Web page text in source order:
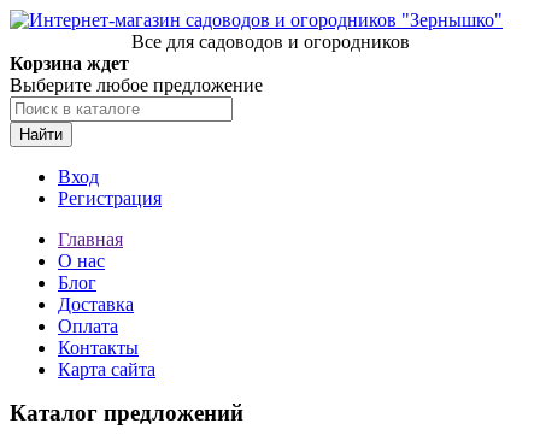
Все для садоводов и огородников
Корзина ждет
Выберите любое предложение
Найти
Вход
Регистрация
Главная
О нас
Блог
Доставка
Оплата
Контакты
Карта сайта
Каталог предложений